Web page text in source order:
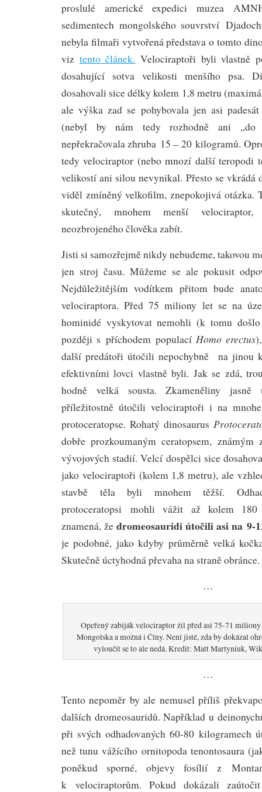
proslulé americké expedici muzea
sedimentech mongolského souvrství
nebyla filmaři vytvořená představa o tomto
viz tento článek. Velociraptoři byli vlastně
dosahující sotva velikosti menšího psa.
dosahovali sice délky kolem 1,8 metru
ale výška zad se pohybovala jen asi
(nebyl by nám tedy rozhodně ani „do
nepřekračovala zhruba 15 – 20 kilogramů.
tedy velociraptor (nebo mnozí další teropodi
velikostí ani silou nevynikal. Přesto se vkrádá
viděl zmíněný velkofilm, znepokojivá otázka.
skutečný, mnohem menší velociraptor,
neozbrojeného člověka zabít.
Jisti si samozřejmě nikdy nebudeme, takovou
jen stroj času. Můžeme se ale pokusit
Nejdůležitějším vodítkem přitom bude
velociraptora. Před 75 miliony let se na
hominidé vyskytovat nemohli (k tomu
později s příchodem populací Homo erectus
další predátoři útočili nepochybně na jinou
efektivními lovci vlastně byli. Jak se zdá,
hodně velká sousta. Zkameněliny jasně
příležitostně útočili velociraptoři i na
protoceratopse. Rohatý dinosaurus
dobře prozkoumaným ceratopsem,
vývojových stadií. Velcí dospělci sice
jako velociraptoři (kolem 1,8 metru), ale
stavbě těla byli mnohem těžší.
protoceratopsi mohli vážit až kolem
znamená, žedromeosauridi útočili asi na 9-
je podobné, jako kdyby průměrně velká
Skutečně úctyhodná převaha na straně obránce.
…
Opeřený zabiják velociraptor žil před asi 75-71 miliony
Mongolska a možná i Číny. Není jisté, zda by dokázal
vyloučit se to ale nedá. Kredit: Matt Martyniuk,
…
Tento nepoměr by ale nemusel příliš
dalších dromeosauridů. Například u
při svých odhadovaných 60-80 kilogramech
než tunu vážícího ornitopoda tenontosaura
poněkud sporné, objevy fosílií z
k velociraptorům. Pokud dokázali